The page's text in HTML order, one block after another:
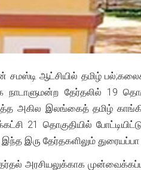
சமஸ்டி ஆட்சியில் தமிழ்
தேர்தலில் 19
அகில இலங்கைத் தமிழ்
21 தொகுதியில்
இந்த இரு தேர்தகளிலும்
அரசியலுக்காக